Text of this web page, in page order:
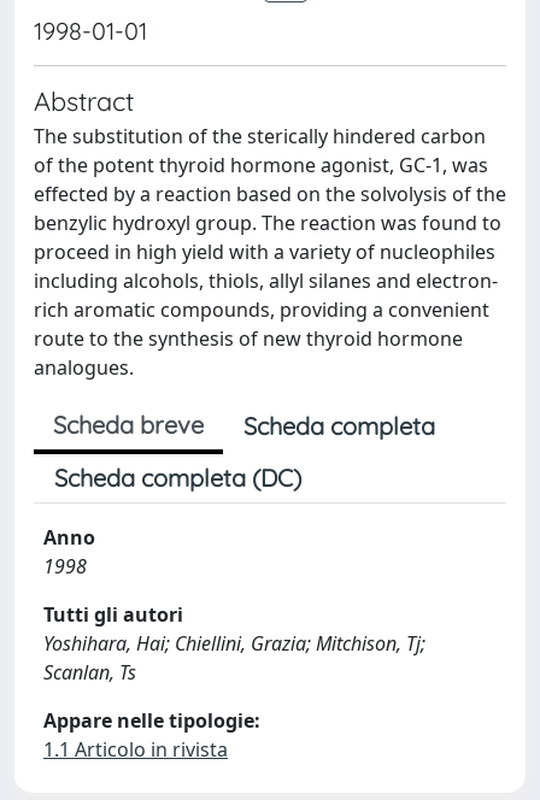
1998-01-01
Abstract
The substitution of the sterically hindered carbon
of the potent thyroid hormone agonist, GC-1, was
effected by a reaction based on the solvolysis of the
benzylic hydroxyl group. The reaction was found to
proceed in high yield with a variety of nucleophiles
including alcohols, thiols, allyl silanes and electron-
rich aromatic compounds, providing a convenient
route to the synthesis of new thyroid hormone
analogues.
Scheda breve
Scheda completa
Scheda completa (DC)
Anno
1998
Tutti gli autori
Yoshihara, Hai; Chiellini, Grazia; Mitchison, Tj;
Scanlan, Ts
Appare nelle tipologie:
1.1 Articolo in rivista